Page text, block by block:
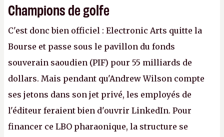
Champions de golfe
C'est donc bien officiel : Electronic Arts quitte la
Bourse et passe sous le pavillon du fonds
souverain saoudien (PIF) pour 55 milliards de
dollars. Mais pendant qu'Andrew Wilson compte
ses jetons dans son jet privé, les employés de
l'éditeur feraient bien d'ouvrir LinkedIn. Pour
financer ce LBO pharaonique, la structure se